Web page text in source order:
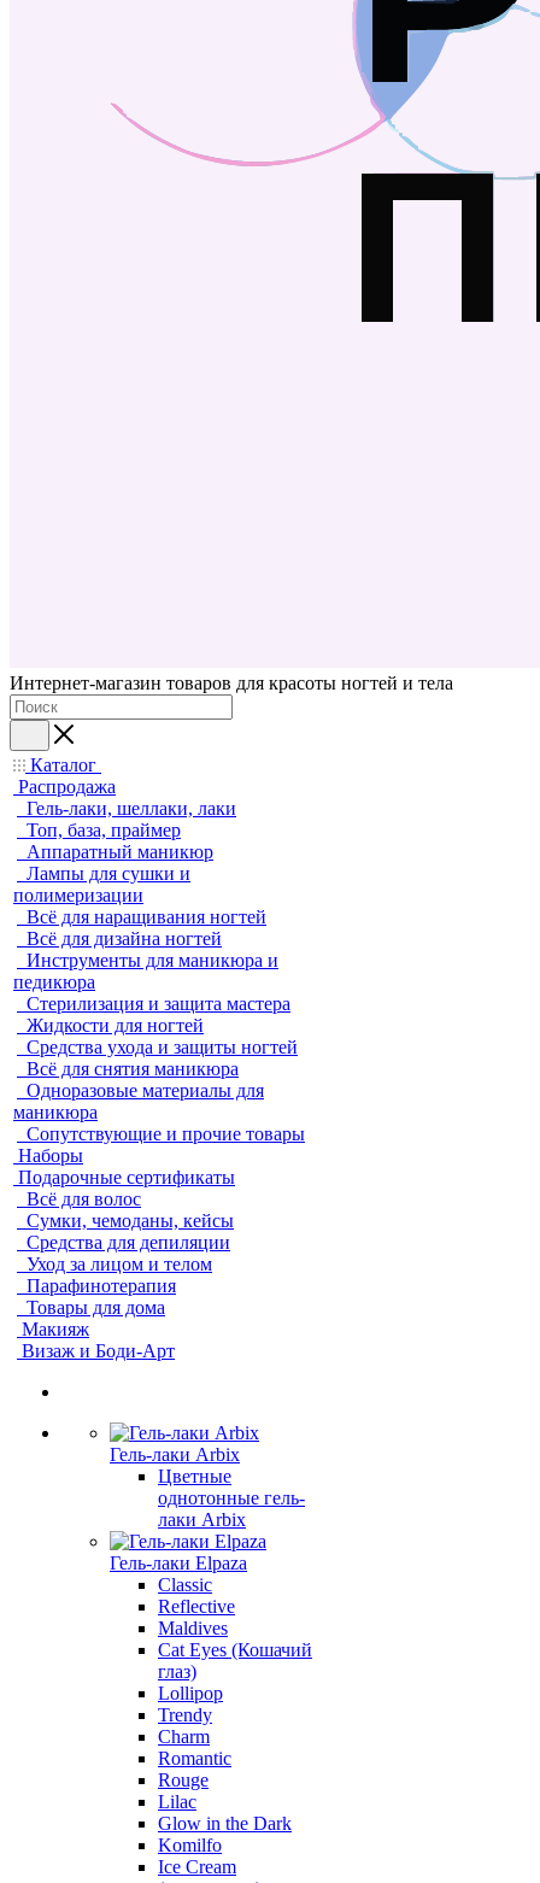
Интернет-магазин товаров для красоты ногтей и тела
Каталог
Распродажа
Гель-лаки, шеллаки, лаки
Топ, база, праймер
Аппаратный маникюр
Лампы для сушки и
полимеризации
Всё для наращивания ногтей
Всё для дизайна ногтей
Инструменты для маникюра и
педикюра
Стерилизация и защита мастера
Жидкости для ногтей
Средства ухода и защиты ногтей
Всё для снятия маникюра
Одноразовые материалы для
маникюра
Сопутствующие и прочие товары
Наборы
Подарочные сертификаты
Всё для волос
Сумки, чемоданы, кейсы
Средства для депиляции
Уход за лицом и телом
Парафинотерапия
Товары для дома
Макияж
Визаж и Боди-Арт
Гель-лаки Arbix
Цветные
однотонные гель-
лаки Arbix
Гель-лаки Elpaza
Classic
Reflective
Maldives
Cat Eyes (Кошачий
глаз)
Lollipop
Trendy
Charm
Romantic
Rouge
Lilac
Glow in the Dark
Komilfo
Ice Cream